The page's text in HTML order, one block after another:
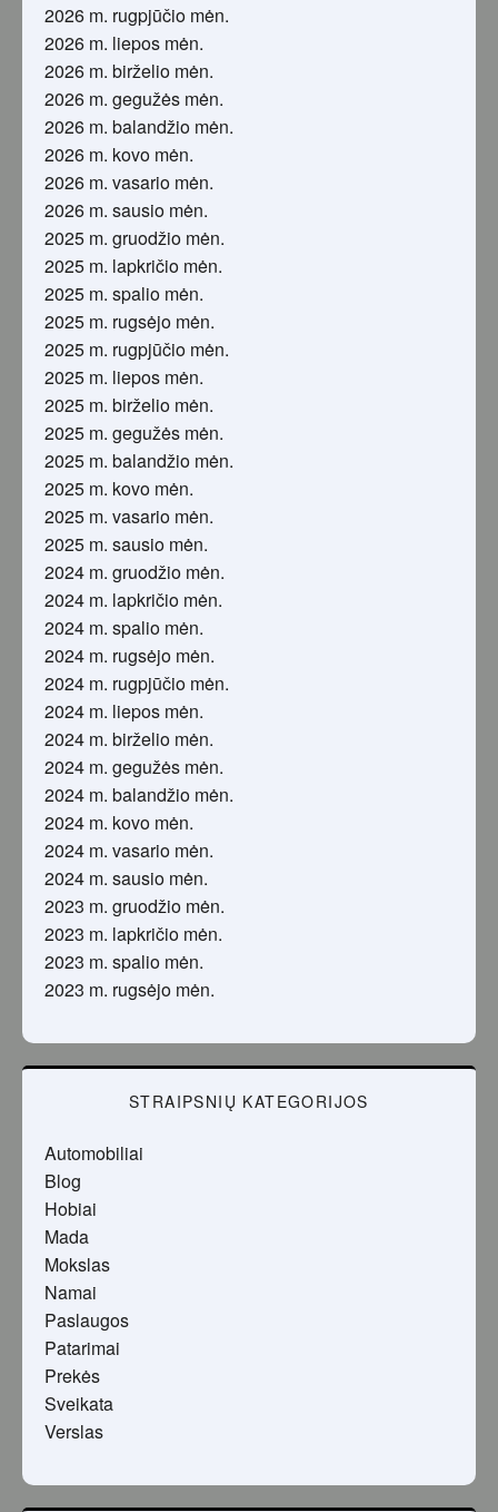
2026 m. rugpjūčio mėn.
2026 m. liepos mėn.
2026 m. birželio mėn.
2026 m. gegužės mėn.
2026 m. balandžio mėn.
2026 m. kovo mėn.
2026 m. vasario mėn.
2026 m. sausio mėn.
2025 m. gruodžio mėn.
2025 m. lapkričio mėn.
2025 m. spalio mėn.
2025 m. rugsėjo mėn.
2025 m. rugpjūčio mėn.
2025 m. liepos mėn.
2025 m. birželio mėn.
2025 m. gegužės mėn.
2025 m. balandžio mėn.
2025 m. kovo mėn.
2025 m. vasario mėn.
2025 m. sausio mėn.
2024 m. gruodžio mėn.
2024 m. lapkričio mėn.
2024 m. spalio mėn.
2024 m. rugsėjo mėn.
2024 m. rugpjūčio mėn.
2024 m. liepos mėn.
2024 m. birželio mėn.
2024 m. gegužės mėn.
2024 m. balandžio mėn.
2024 m. kovo mėn.
2024 m. vasario mėn.
2024 m. sausio mėn.
2023 m. gruodžio mėn.
2023 m. lapkričio mėn.
2023 m. spalio mėn.
2023 m. rugsėjo mėn.
STRAIPSNIŲ KATEGORIJOS
Automobiliai
Blog
Hobiai
Mada
Mokslas
Namai
Paslaugos
Patarimai
Prekės
Sveikata
Verslas